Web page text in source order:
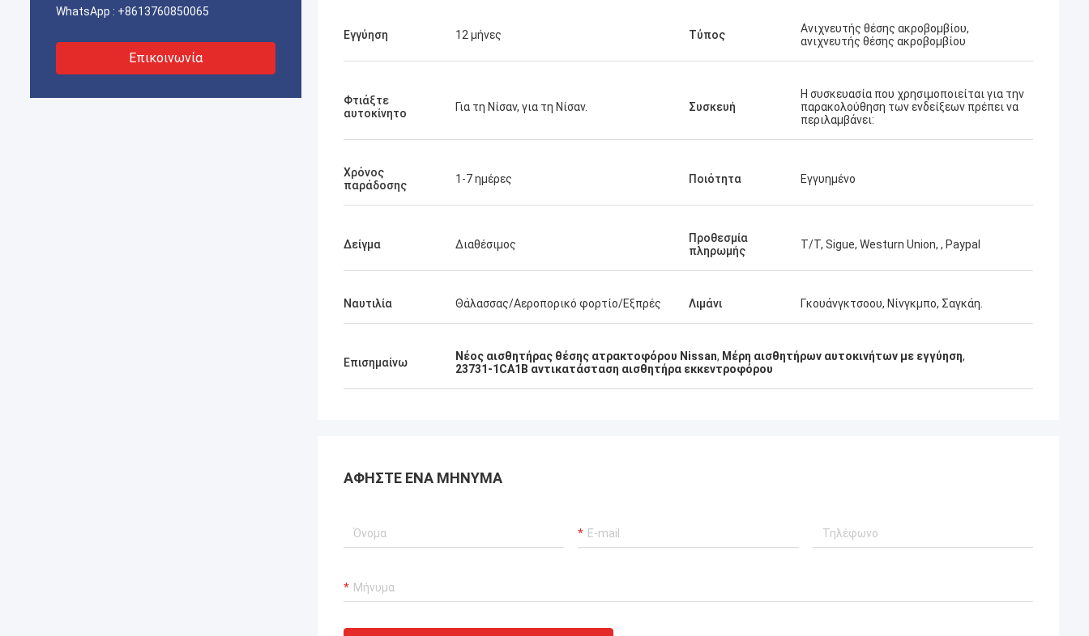
WhatsApp : +8613760850065
Επικοινωνία
Εγγύηση 12 μήνες Τύπος
Ανιχνευτής θέσης ακροβομβίου,
ανιχνευτής θέσης ακροβομβίου
Φτιάξτε
αυτοκίνητο
Για τη Νίσαν, για τη Νίσαν. Συσκευή
Η συσκευασία που χρησιμοποιείται για την
παρακολούθηση των ενδείξεων πρέπει να
περιλαμβάνει:
Χρόνος
παράδοσης
1-7 ημέρες Ποιότητα Εγγυημένο
Δείγμα Διαθέσιμος
Προθεσμία
πληρωμής
T/T, Sigue, Westurn Union, , Paypal
Ναυτιλία Θάλασσας/Αεροπορικό φορτίο/Εξπρές Λιμάνι Γκουάνγκτσοου, Νίνγκμπο, Σαγκάη.
Επισημαίνω Νέος αισθητήρας θέσης ατρακτοφόρου Nissan, Μέρη αισθητήρων αυτοκινήτων με εγγύηση,
23731-1CA1B αντικατάσταση αισθητήρα εκκεντροφόρου
ΑΦΉΣΤΕ ΈΝΑ ΜΉΝΥΜΑ